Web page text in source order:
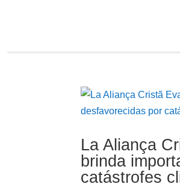
La Aliança
brinda
catástrofes